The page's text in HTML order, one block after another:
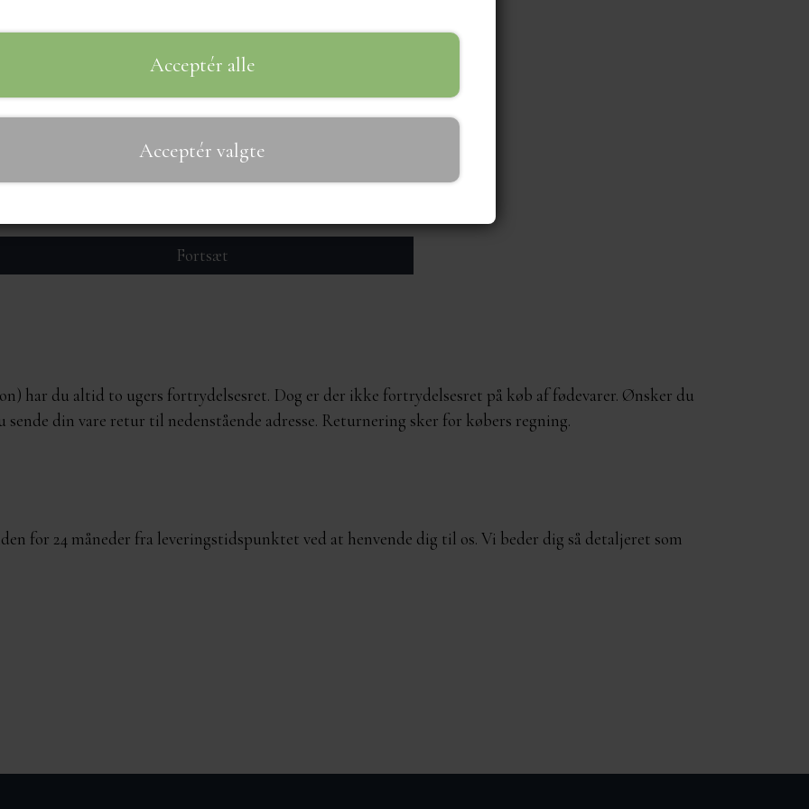
Fortsæt
har du altid to ugers fortrydelsesret. Dog er der ikke fortrydelsesret på køb af fødevarer. Ønsker du
din vare retur til nedenstående adresse. Returnering sker for købers regning.
for 24 måneder fra leveringstidspunktet ved at henvende dig til os. Vi beder dig så detaljeret som
Acceptér alle
Acceptér valgte